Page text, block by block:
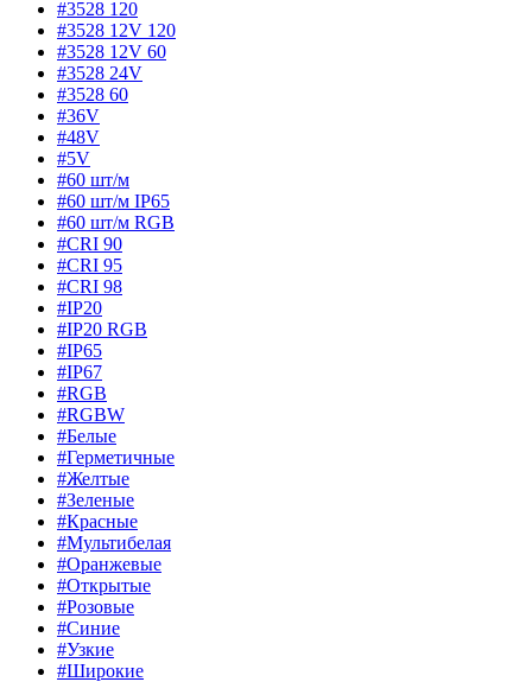
#3528 120
#3528 12V 120
#3528 12V 60
#3528 24V
#3528 60
#36V
#48V
#5V
#60 шт/м
#60 шт/м IP65
#60 шт/м RGB
#CRI 90
#CRI 95
#CRI 98
#IP20
#IP20 RGB
#IP65
#IP67
#RGB
#RGBW
#Белые
#Герметичные
#Желтые
#Зеленые
#Красные
#Мультибелая
#Оранжевые
#Открытые
#Розовые
#Синие
#Узкие
#Широкие